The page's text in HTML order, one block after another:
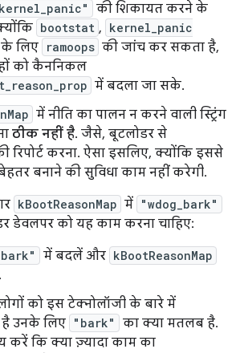
की शिकायत करने के
bootstat , kernel_panic
के लिए ramoops की जांच कर सकता है,
को कैननिकल
में बदला जा सके.
में नीति का पालन न करने वाली स्ट्रिंग
ठीक नहीं है. जैसे, बूटलोडर से
रिपोर्ट करना. ऐसा इसलिए, क्योंकि इससे
बनाने की सुविधा काम नहीं करेगी.
kBootReasonMap में "wdog_bark"
डेवलपर को यह काम करना चाहिए:
में बदलें और kBootReasonMap
को इस टेक्नोलॉजी के बारे में
है उनके लिए "bark"
का क्या मतलब है.
करें कि क्या ज़्यादा काम का